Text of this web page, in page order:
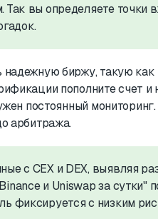
Так вы определяете точки
биржу, такую как
пополните счет и
постоянный
арбитража.
с CEX и DEX, выявляя
и Uniswap за сутки"
фиксируется с низким